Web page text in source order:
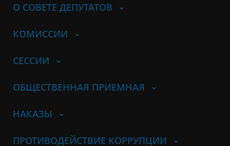
О СОВЕТЕ ДЕПУТАТОВ
КОМИССИИ
СЕССИИ
ОБЩЕСТВЕННАЯ ПРИЕМНАЯ
НАКАЗЫ
ПРОТИВОДЕЙСТВИЕ КОРРУПЦИИ